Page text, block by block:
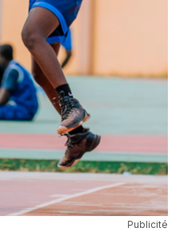
Publicité